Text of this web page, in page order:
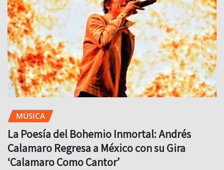
MÚSICA
La Poesía del Bohemio Inmortal: Andrés
Calamaro Regresa a México con su Gira
‘Calamaro Como Cantor’